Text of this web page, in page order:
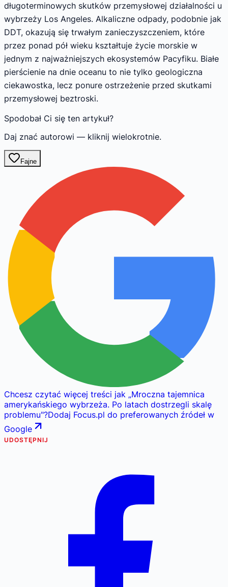
długoterminowych skutków przemysłowej działalności u
wybrzeży Los Angeles. Alkaliczne odpady, podobnie jak
DDT, okazują się trwałym zanieczyszczeniem, które
przez ponad pół wieku kształtuje życie morskie w
jednym z najważniejszych ekosystemów Pacyfiku. Białe
pierścienie na dnie oceanu to nie tylko geologiczna
ciekawostka, lecz ponure ostrzeżenie przed skutkami
przemysłowej beztroski.
Spodobał Ci się ten artykuł?
Daj znać autorowi — kliknij wielokrotnie.
Fajne
Chcesz czytać więcej treści jak „Mroczna tajemnica
amerykańskiego wybrzeża. Po latach dostrzegli skalę
problemu"?Dodaj Focus.pl do preferowanych źródeł w
Google
UDOSTĘPNIJ